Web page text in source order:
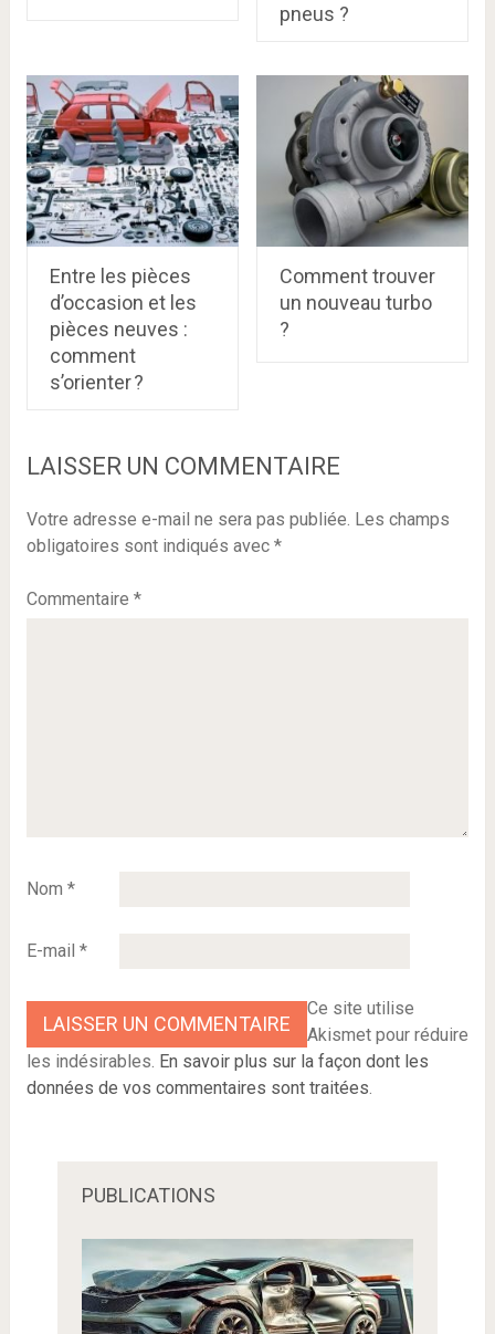
pneus ?
Entre les pièces
d’occasion et les
pièces neuves :
comment
s’orienter ?
Comment trouver
un nouveau turbo
?
LAISSER UN COMMENTAIRE
Votre adresse e-mail ne sera pas publiée. Les champs
obligatoires sont indiqués avec *
Commentaire *
Nom *
E-mail *
Ce site utilise
Akismet pour réduire
les indésirables. En savoir plus sur la façon dont les
données de vos commentaires sont traitées.
PUBLICATIONS